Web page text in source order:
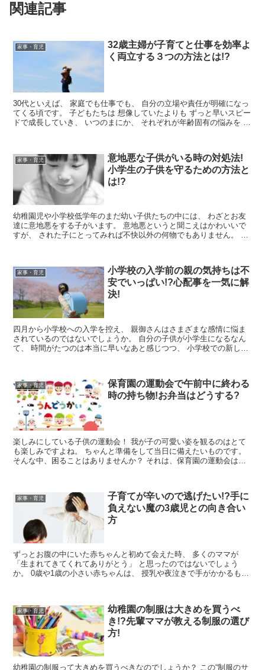
関連記事
家事・育児
32歳主婦が子育てと仕事を効率よ
く両立する３つの方法とは!?
30代といえば、 家庭でも仕事でも、 自分の立場や責任が明確になっ
てくる頃です。 子どもたちは 想像していたよりも ずっと早いスピー
ドで成長していき、 いつのまにか、 それぞれが年齢固有の悩みを 抱
家事・育児
意地悪な子供がいる時の対処法!
小学生の子供を守るための方法と
は!?
幼稚園児や小学校低学年のまだ幼い子供たちの中には、 わざとお友
達に意地悪をする子がいます。 意地悪というと聞こえはかわいいで
すが、 された子にとってみれば不快以外の何物でもありません。 度
家事・育児
小学校の入学前の親の気持ちは不
安でいっぱい!?心配事を一気に解
決!
四月から小学校への入学を控え、 親御さんはさまざまな感情に悩ま
されているのではないでしょうか。 自分の子供が小学生になるなん
て、 時間がたつのは本当に早いなあと感じつつ、 小学校での新しい
家事・育児
保育園の運動会で午前中に終わる
時の持ち物!お弁当はどうする?
楽しみにしている子供の運動会！ 我が子の可愛い姿を観るのはとて
も楽しみですよね。 ちゃんと準備をして当日に備えたいものです。
そんな中、困ることはありませんか？ それは、保育園の運動会は午
家事・育児
子育てが辛いので逃げたい!?手に
負えない魔の3歳児との向き合い
方
ずっとお腹の中にいた赤ちゃんと初めて会えた時、 多くのママが
「生まれてきてくれてありがとう」 と思ったのではないでしょう
か。 0歳や1歳の小さい赤ちゃんは、 授乳や夜泣きで手がかかるもの
家事・育児
幼稚園の制服は大きめを買うべ
き!?先輩ママが教える制服の選び
方!
幼稚園の制服って大きめを買うべきなのでしょうか？ この“制服のサ